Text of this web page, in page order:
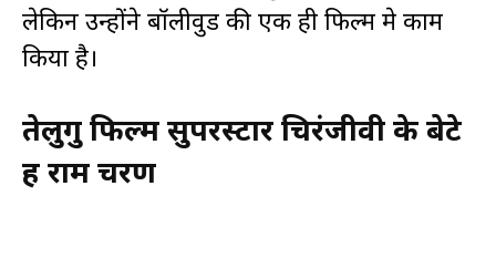
लेकिन उन्होंने बॉलीवुड की एक ही फिल्म मे काम
किया है।
तेलुगु फिल्म सुपरस्टार चिरंजीवी के बेटे
हैं राम चरण